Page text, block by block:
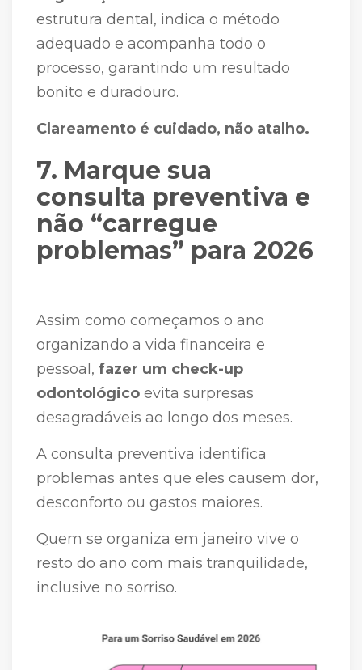
estrutura dental, indica o método
adequado e acompanha todo o
processo, garantindo um resultado
bonito e duradouro.
Clareamento é cuidado, não atalho.
7. Marque sua
consulta preventiva e
não “carregue
problemas” para 2026
Assim como começamos o ano
organizando a vida financeira e
pessoal, fazer um check-up
odontológico evita surpresas
desagradáveis ao longo dos meses.
A consulta preventiva identifica
problemas antes que eles causem dor,
desconforto ou gastos maiores.
Quem se organiza em janeiro vive o
resto do ano com mais tranquilidade,
inclusive no sorriso.